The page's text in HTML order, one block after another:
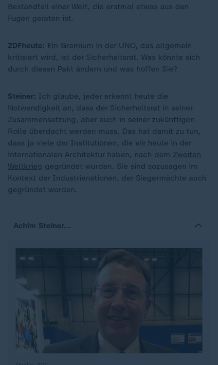
Bestandteil einer Welt, die erstmal etwas aus den
Fugen geraten ist.
ZDFheute: Ein Gremium in der UNO, das allgemein
kritisiert wird, ist der Sicherheitsrat. Was könnte sich
durch diesen Pakt ändern und was hoffen Sie?
Steiner: Ich glaube, jeder erkennt heute die
Notwendigkeit an, dass der Sicherheitsrat in seiner
Zusammensetzung, aber auch in seiner zukünftigen
Rolle überdacht werden muss. Das hat damit zu tun,
dass ja viele der Institutionen, die wir heute in der
internationalen Architektur haben, nach dem Zweiten
Weltkrieg gegründet wurden. Sie sind sozusagen im
Kontext der Industrienationen, der Siegermächte auch
gegründet worden.
Achim Steiner...